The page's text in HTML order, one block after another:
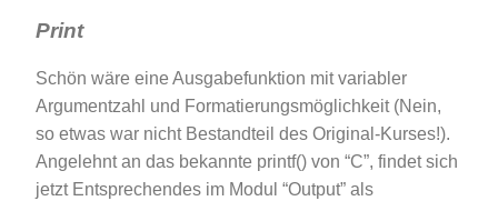
Print
Schön wäre eine Ausgabefunktion mit variabler
Argumentzahl und Formatierungsmöglichkeit (Nein,
so etwas war nicht Bestandteil des Original-Kurses!).
Angelehnt an das bekannte printf() von “C”, findet sich
jetzt Entsprechendes im Modul “Output” als